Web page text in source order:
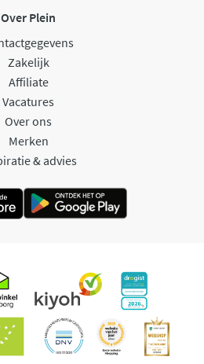
Over Plein
Zakelijk
Affiliate
Vacatures
Over ons
Merken
& advies